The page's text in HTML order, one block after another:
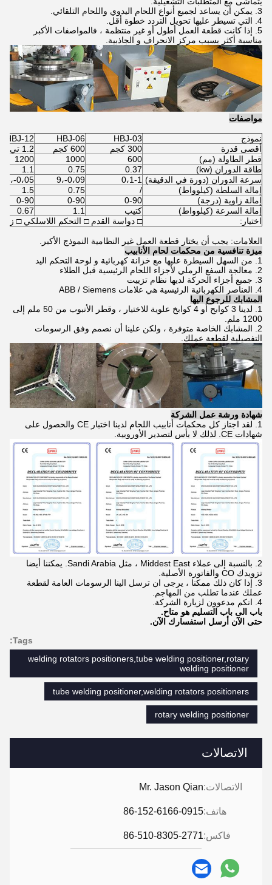
الاتصالات
الاتصالات:Mr. Jason Qian
هاتف:86-152-6166-0915
فاكس:86-510-8305-2771
3. يمكن أن يساعد لجميع أنواع اللحام اليدوي واللحام التلقائي.
4. التي تسيطر عليها تحويل التردد خطوة أقل.
5. إذا كانت قطعة العمل أطول أو غير منتظمة ، فالمواصفات الأكبر
مناسبة أكثر بسبب مركز الانحراف و الجاذبية.
مواصفات
نموذج HBJ-03
HBJ-06
HBJ-12
أقصى قدرة
300 كجم 600 كجم
1.2 تي
قطر الطاولة (مم)
600
1000
1200
طاقة الدوران (kw)
0.37
0.75
1.1
سرعة الدوران (دورة في الدقيقة) 0،1-1 0،09-،9
0،05-،5
إمالة السلطة (كيلوواط)
/
0.75
1.5
إمالة زاوية (درجة)
0-90
0-90
0-90
إمالة السرعة (كيلوواط)
كتيب 1.1
0.67
اختيار:
□ دواسة القدم □ التحكم اللاسلكي □ زاوية
العلامات: يجب أن يختار قطعة العمل غير النظامية النموذج الأكبر.
ميزة تنافسية من محكمات لحام الأنابيب
1. من السهل السيطرة عليها مع خزانة كهربائية و لوحة التحكم اليد
2. معالجة السفع الرملي لأجزاء اللحام الرئيسية قبل الطلاء
3. جميع أجزاء الحركة لديها نظام تزييت
4. العناصر الكهربائية الرئيسية هي علامات ABB / Siemens
المشابك للرجوع اليها
1. لدينا 3 كوابح أو 4 كوابخ علوية للاختيار ، وقطر الأنبوب من 50 ملم إلى
1200 ملم.
2. المشابك الخاصة متوفرة ، ولكن علينا أن نصمم وفق الرسومات
التفصيلية لقطعة عملك.
شهادة ورشة عمل الشركة
1. لقد اجتاز كل محكمات أنابيب اللحام لدينا اختبار CE والحصول على
شهادات CE. لذلك لا بأس لتصدير الأوروبية.
2. بالنسبة إلى عملاء Middest East ، مثل Sandi Arabia. يمكننا أيضا
تزويدك CO والفاتورة الأصلية.
3. إذا كان ذلك ممكنا ، يرجى ان ترسل الينا الرسومات العامة لقطعة
عملك عندما تطلب من المهاجم.
4. انكم مدعوون لزيارة الشركة.
باب الى باب التسليم هو متاح.
حتى الآن أرسل استفسارك الآن.
Tags:
welding rotators positioners,tube welding positioner,rotary
welding positioner
tube welding positioner,welding rotators positioners
rotary welding positioner